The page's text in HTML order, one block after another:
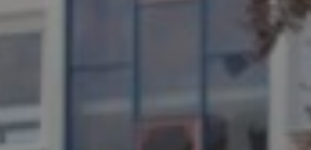
UNSER SCHUL-/SPORTFEST